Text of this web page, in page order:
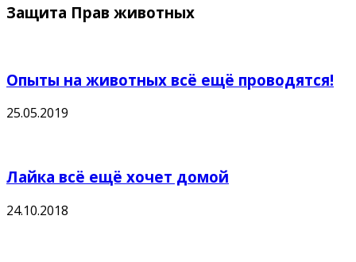
Защита Прав животных
Опыты на животных всё ещё проводятся!
25.05.2019
Лайка всё ещё хочет домой
24.10.2018